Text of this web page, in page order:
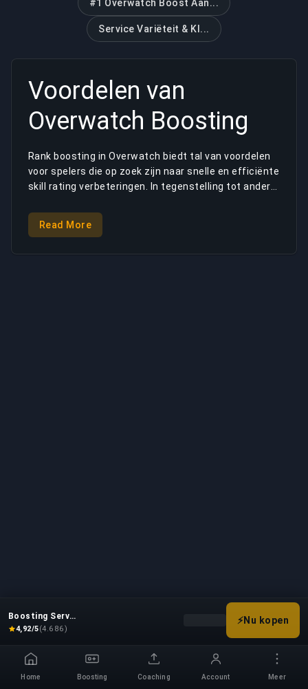
Boosting Service
4,92/5(4.686)
⚡Nu kopen
Kies je boostopties om de
#1 Overwatch Boost Aan...
Service Variëteit & Kl...
Voordelen van
Overwatch Boosting
Rank boosting in Overwatch biedt tal van voordelen
voor spelers die op zoek zijn naar snelle en efficiënte
skill rating verbeteringen. In tegenstelling tot andere
Overwatch je piek rating gedurende het seizoen,
zelfs als je huidige skill rating daalt. Dit maakt
Read More
Home Boosting Coaching Account Meer